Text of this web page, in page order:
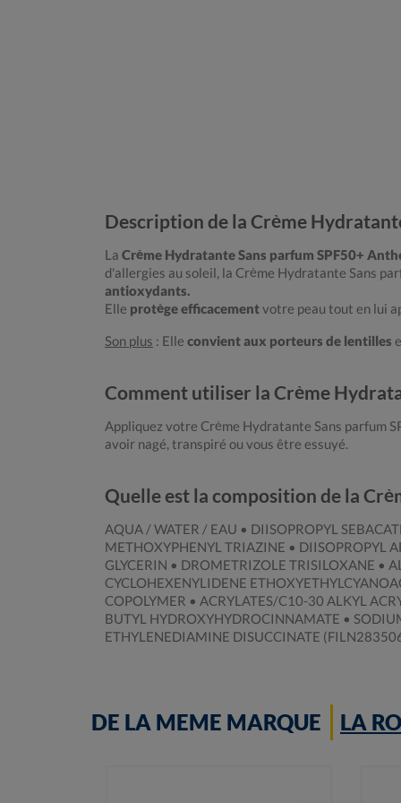
Description de la Crème
La Crème Hydratante Sans parfum SPF50+
d'allergies au soleil, la Crème Hydratante Sans
antioxydants.
Elle protège efficacementvotre peau tout en lui
Son plus : Elle convient aux porteurs de lentilles
Comment utiliser la Crème
Appliquez votre Crème Hydratante Sans parfum
avoir nagé, transpiré ou vous être essuyé.
Quelle est la composition de la
AQUA / WATER / EAU • DIISOPROPYL
METHOXYPHENYL TRIAZINE • DIISOPROPYL
GLYCERIN • DROMETRIZOLE TRISILOXANE •
CYCLOHEXENYLIDENE
COPOLYMER • ACRYLATES/C10-30 ALKYL
BUTYL HYDROXYHYDROCINNAMATE •
ETHYLENEDIAMINE DISUCCINATE
DE LA MEME MARQUE LA